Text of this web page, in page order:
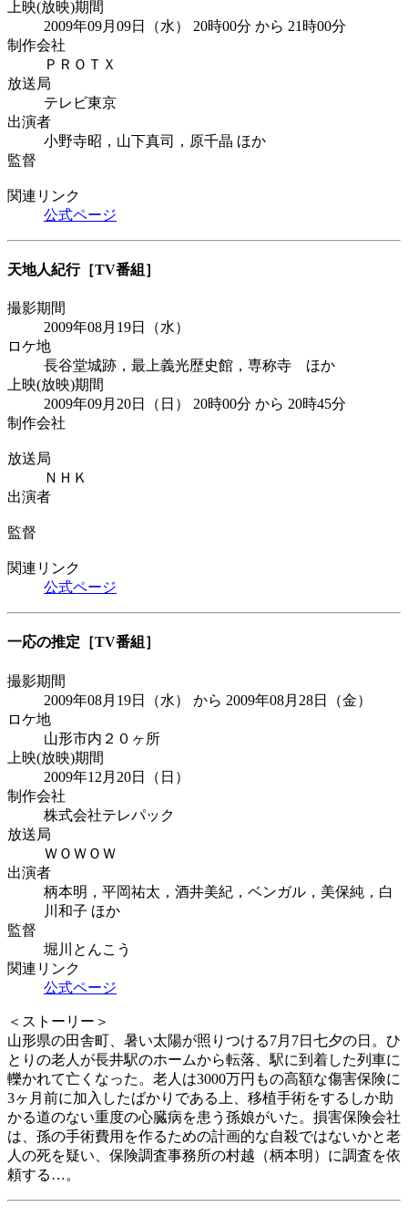
上映(放映)期間
2009年09月09日（水） 20時00分 から 21時00分
制作会社
ＰＲＯＴＸ
放送局
テレビ東京
出演者
小野寺昭，山下真司，原千晶 ほか
監督
関連リンク
公式ページ
天地人紀行［TV番組］
撮影期間
2009年08月19日（水）
ロケ地
長谷堂城跡，最上義光歴史館，専称寺 ほか
上映(放映)期間
2009年09月20日（日） 20時00分 から 20時45分
制作会社
放送局
ＮＨＫ
出演者
監督
関連リンク
公式ページ
一応の推定 ［TV番組］
撮影期間
2009年08月19日（水） から 2009年08月28日（金）
ロケ地
山形市内２０ヶ所
上映(放映)期間
2009年12月20日（日）
制作会社
株式会社テレパック
放送局
ＷＯＷＯＷ
出演者
柄本明，平岡祐太，酒井美紀，ベンガル，美保純，白
川和子 ほか
監督
堀川とんこう
関連リンク
公式ページ
＜ストーリー＞
山形県の田舎町、暑い太陽が照りつける7月7日七夕の日。ひ
とりの老人が長井駅のホームから転落、駅に到着した列車に
轢かれて亡くなった。老人は3000万円もの高額な傷害保険に
3ヶ月前に加入したばかりである上、移植手術をするしか助
かる道のない重度の心臓病を患う孫娘がいた。損害保険会社
は、孫の手術費用を作るための計画的な自殺ではないかと老
人の死を疑い、保険調査事務所の村越（柄本明）に調査を依
頼する…。